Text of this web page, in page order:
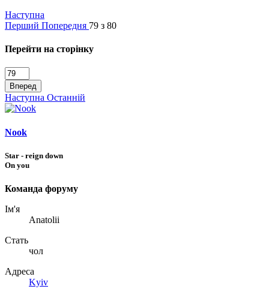
Наступна
Перший Попередня 79 з 80
Перейти на сторінку
Вперед
Наступна Останній
Nook
Star - reign down
On you
Команда форуму
Ім'я
Anatolii
Стать
чол
Адреса
Kyiv